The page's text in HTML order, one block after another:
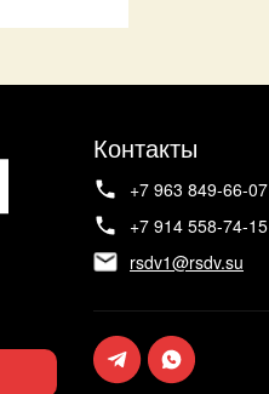
Контакты
+7 963 849-66-07
+7 914 558-74-15
rsdv1@rsdv.su